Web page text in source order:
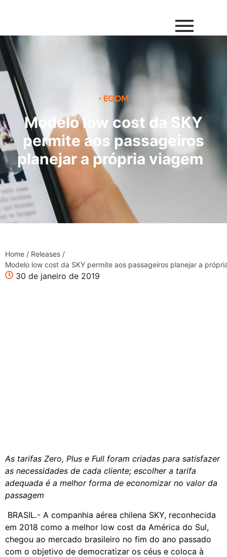
• EGOM
Modelo low cost da SKY
permite aos passageiros
planejar a própria viagem
Home / Releases /
Modelo low cost da SKY permite aos passageiros planejar a
30 de janeiro de 2019
As tarifas Zero, Plus e Full foram criadas para satisfazer
as necessidades de cada cliente; escolher a tarifa
adequada é a melhor forma de economizar no valor da
passagem
BRASIL.- A companhia aérea chilena SKY, reconhecida
em 2018 como a melhor low cost da América do Sul,
chegou ao mercado brasileiro no fim do ano passado
com o objetivo de democratizar os céus e coloca à